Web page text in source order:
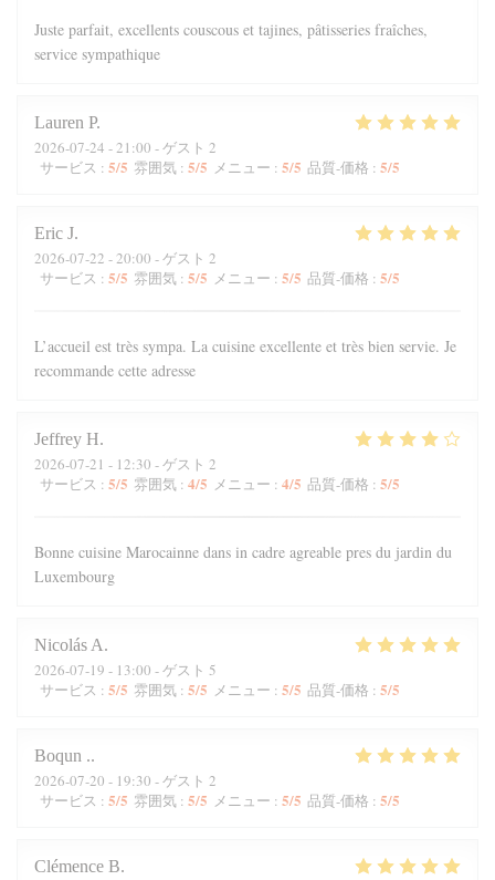
Juste parfait, excellents couscous et tajines, pâtisseries fraîches,
service sympathique
Lauren P
2026-07-24 - 21:00 - ゲスト 2
サービス : 5/5 雰囲気 : 5/5 メニュー : 5/5 品質-価格 : 5/5
Eric J
2026-07-22 - 20:00 - ゲスト 2
サービス : 5/5 雰囲気 : 5/5 メニュー : 5/5 品質-価格 : 5/5
L’accueil est très sympa. La cuisine excellente et très bien servie. Je
recommande cette adresse
Jeffrey H
2026-07-21 - 12:30 - ゲスト 2
サービス : 5/5 雰囲気 : 4/5 メニュー : 4/5 品質-価格 : 5/5
Bonne cuisine Marocainne dans in cadre agreable pres du jardin du
Luxembourg
Nicolás A
2026-07-19 - 13:00 - ゲスト 5
サービス : 5/5 雰囲気 : 5/5 メニュー : 5/5 品質-価格 : 5/5
Boqun .
2026-07-20 - 19:30 - ゲスト 2
サービス : 5/5 雰囲気 : 5/5 メニュー : 5/5 品質-価格 : 5/5
Clémence B